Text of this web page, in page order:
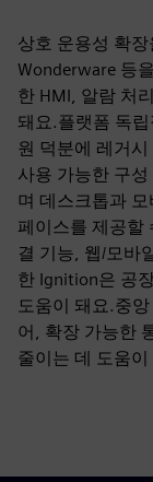
상호 운용성 확
Wonderware 등
한 HMI, 알람 처
돼요.플랫폼 독
원 덕분에 레거
사용 가능한 구
며 데스크톱과
페이스를 제공할
결 기능, 웹/모바
한 Ignition은 공
도움이 돼요.중
어, 확장 가능한
줄이는 데 도움이